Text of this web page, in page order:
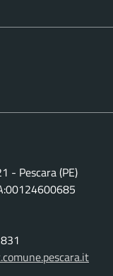
- Pescara (PE)